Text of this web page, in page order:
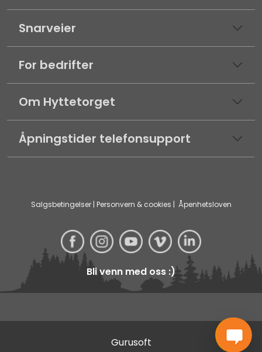
Snarveier
For bedrifter
Om Hyttetorget
Åpningstider telefonsupport
Salgsbetingelser| Personvern & cookies | Åpenhetsloven
Bli venn med oss :)
Gurusoft